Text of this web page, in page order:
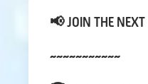
📢 JOIN THE NEXT
~~~~~~~~~~~